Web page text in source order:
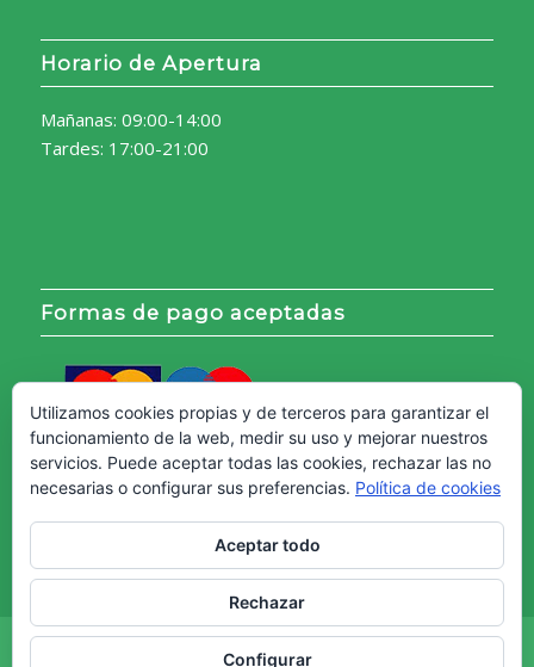
Horario de Apertura
Mañanas: 09:00-14:00
Tardes: 17:00-21:00
Formas de pago aceptadas
Copyright © - Web creada por Diseño Web Granada.
Utilizamos cookies propias y de terceros para garantizar el
funcionamiento de la web, medir su uso y mejorar nuestros
servicios. Puede aceptar todas las cookies, rechazar las no
necesarias o configurar sus preferencias. Política de cookies
Aceptar todo
Rechazar
Configurar